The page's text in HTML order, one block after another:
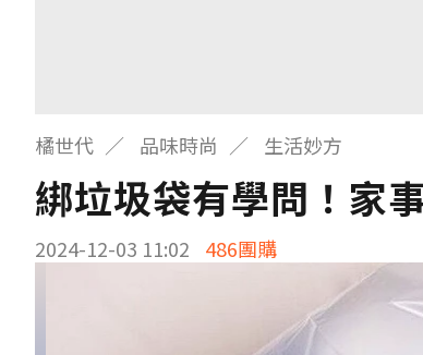
橘世代 品味時尚 生活妙方
綁垃圾袋有學問！家
2024-12-03 11:02 486團購